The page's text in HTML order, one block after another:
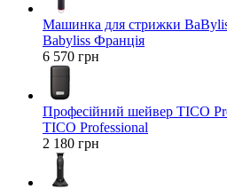
Машинка для стрижки
Babyliss Франція
6 570 грн
Професійний шейвер TICO
TICO Professional
2 180 грн